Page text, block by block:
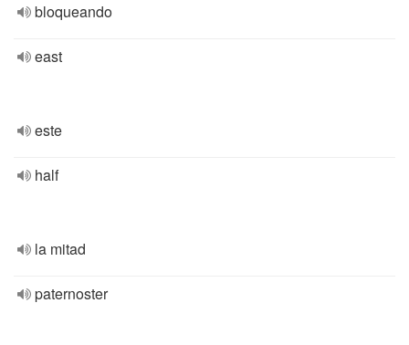
bloqueando
east
este
half
la mitad
paternoster